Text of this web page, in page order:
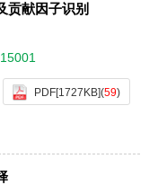
贡献因子识别
PDF[1727KB](59)